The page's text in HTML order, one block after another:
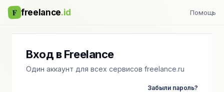
F freelance.id Помощь
Вход в Freelance
Один аккаунт для всех сервисов freelance.ru
Забыли пароль?